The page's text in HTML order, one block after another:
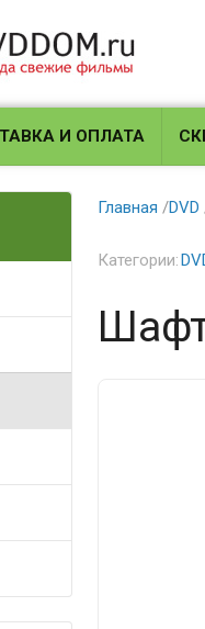
И ОПЛАТА
Главная /DVD
Категории: